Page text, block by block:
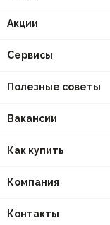
Акции
Сервисы
Полезные советы
Вакансии
Как купить
Компания
Контакты